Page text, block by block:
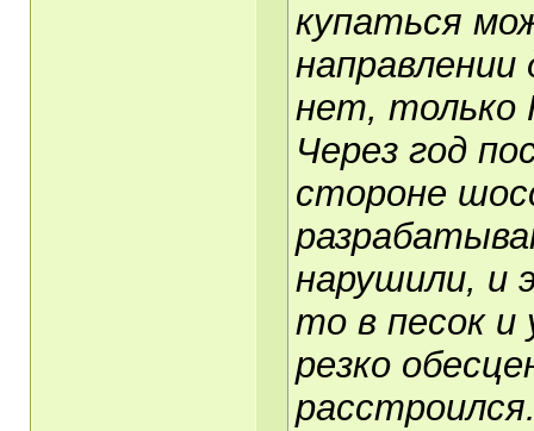
купаться
направлении
нет, только
Через год
стороне
нарушили, и
то в песок и
резко